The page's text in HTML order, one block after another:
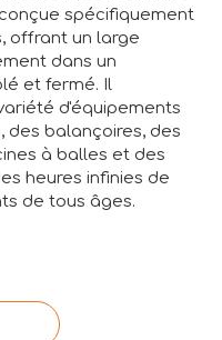
spécifiquement
offrant un large
dans un
et fermé. Il
d'équipements
des balançoires, des
à balles et des
heures infinies de
de tous âges.